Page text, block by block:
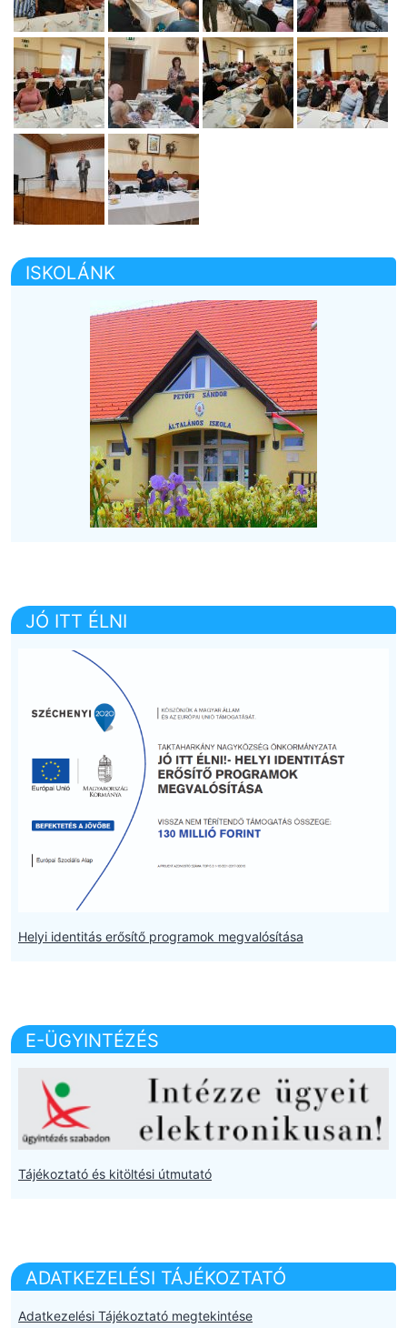
ISKOLÁNK
JÓ ITT ÉLNI
Helyi identitás erősítő programok megvalósítása
E-ÜGYINTÉZÉS
Tájékoztató és kitöltési útmutató
ADATKEZELÉSI TÁJÉKOZTATÓ
Adatkezelési Tájékoztató megtekintése